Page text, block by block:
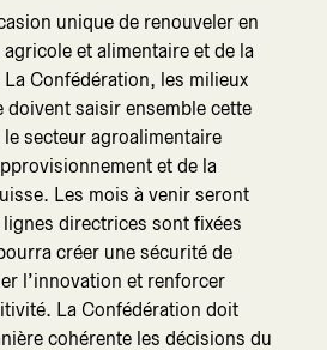
unique de renouveler en
et alimentaire et de la
Confédération, les milieux
doivent saisir ensemble cette
secteur agroalimentaire
et de la
Les mois à venir seront
directrices sont fixées
créer une sécurité de
l’innovation et renforcer
La Confédération doit
cohérente les décisions du